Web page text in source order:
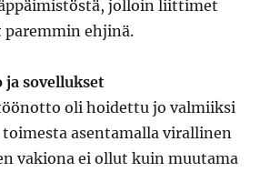
jolloin liittimet
paremmin ehjinä.
sovellukset
oli hoidettu jo valmiiksi
asentamalla virallinen
vakiona ei ollut kuin muutama